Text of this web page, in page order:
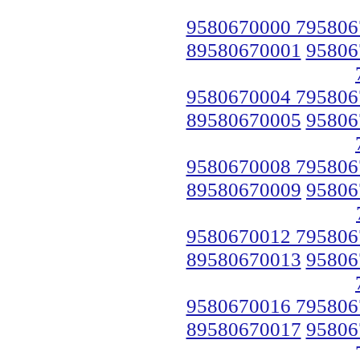
9580670000
89580670001
9580670004
89580670005
9580670008
89580670009
9580670012
89580670013
9580670016
89580670017